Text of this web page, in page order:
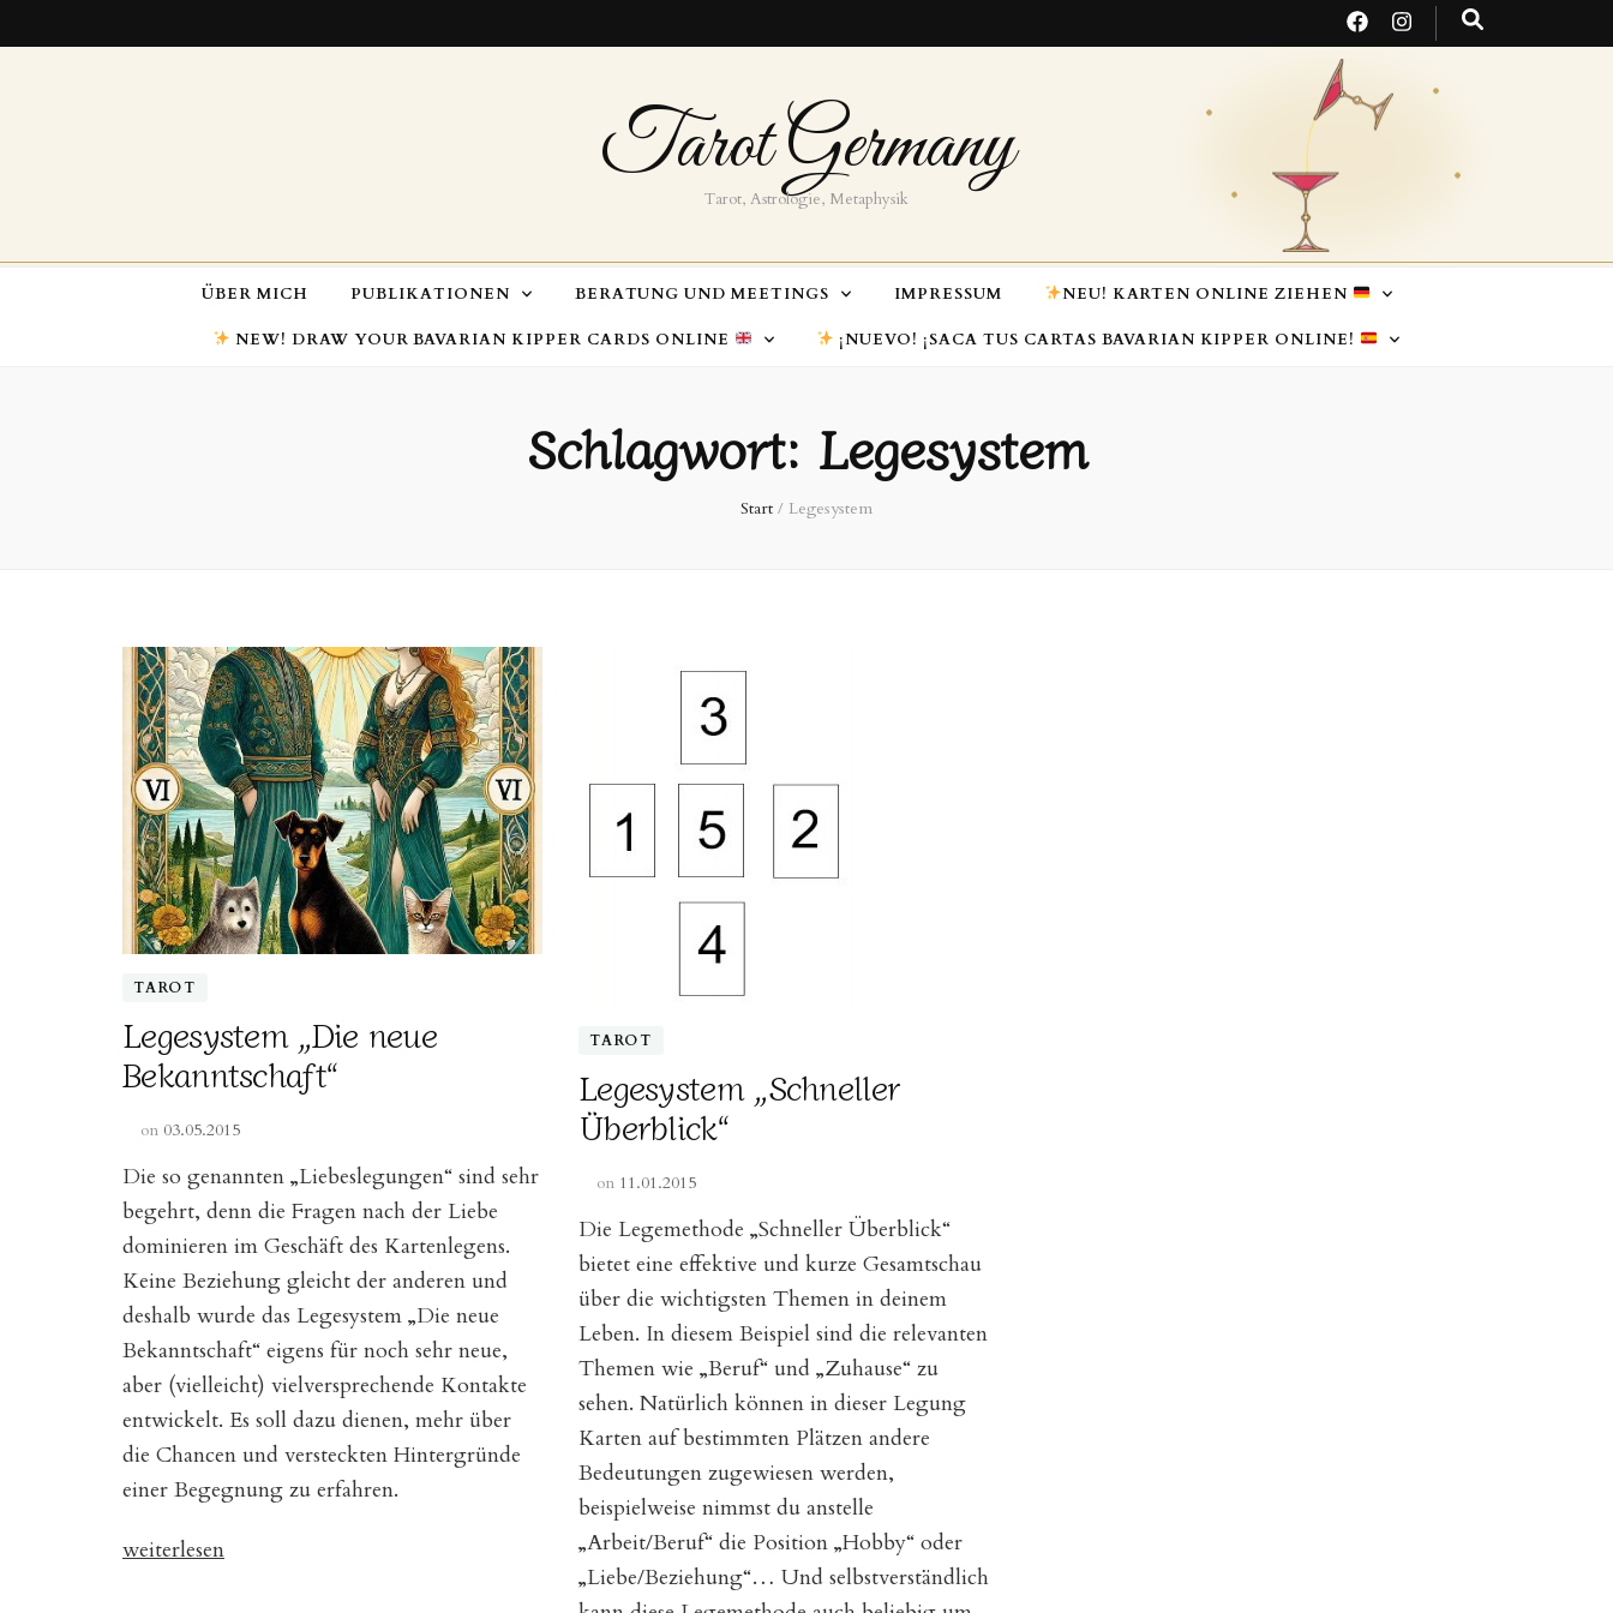
Tarot Germany
Tarot, Astrologie, Metaphysik
ÜBER MICH PUBLIKATIONEN BERATUNG UND MEETINGS IMPRESSUM NEU! KARTEN ONLINE ZIEHEN
NEW! DRAW YOUR BAVARIAN KIPPER CARDS ONLINE ¡NUEVO! ¡SACA TUS CARTAS BAVARIAN KIPPER ONLINE!
Schlagwort: Legesystem
Start / Legesystem
TAROT
Legesystem „Die neue
Bekanntschaft“
on 03.05.2015
Die so genannten „Liebeslegungen“ sind sehr
begehrt, denn die Fragen nach der Liebe
dominieren im Geschäft des Kartenlegens.
Keine Beziehung gleicht der anderen und
deshalb wurde das Legesystem „Die neue
Bekanntschaft“ eigens für noch sehr neue,
aber (vielleicht) vielversprechende Kontakte
entwickelt. Es soll dazu dienen, mehr über
die Chancen und versteckten Hintergründe
einer Begegnung zu erfahren.
„Legesystem
weiterlesen
TAROT
Legesystem „Schneller
Überblick“
on 11.01.2015
Die Legemethode „Schneller Überblick“
bietet eine effektive und kurze Gesamtschau
über die wichtigsten Themen in deinem
Leben. In diesem Beispiel sind die relevanten
Themen wie „Beruf“ und „Zuhause“ zu
sehen. Natürlich können in dieser Legung
Karten auf bestimmten Plätzen andere
Bedeutungen zugewiesen werden,
beispielweise nimmst du anstelle
„Arbeit/Beruf“ die Position „Hobby“ oder
„Liebe/Beziehung“… Und selbstverständlich